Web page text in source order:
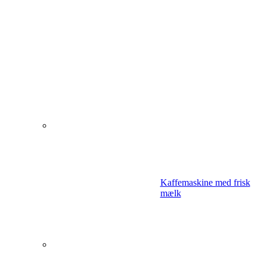
Kaffemaskine med frisk
mælk